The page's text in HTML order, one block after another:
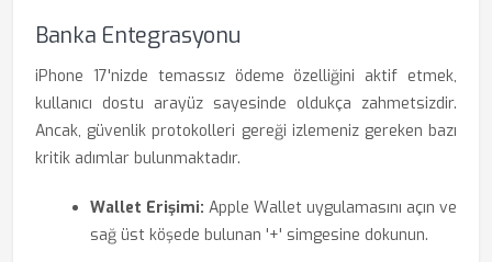
Banka Entegrasyonu
iPhone 17'nizde temassız ödeme özelliğini aktif etmek,
kullanıcı dostu arayüz sayesinde oldukça zahmetsizdir.
Ancak, güvenlik protokolleri gereği izlemeniz gereken bazı
kritik adımlar bulunmaktadır.
Wallet Erişimi: Apple Wallet uygulamasını açın ve
sağ üst köşede bulunan '+' simgesine dokunun.